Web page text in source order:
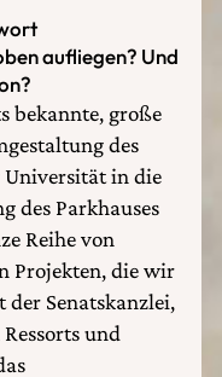
aufliegen? Und
bekannte, große
des
Universität in die
des Parkhauses
Reihe von
Projekten, die wir
Senatskanzlei,
und